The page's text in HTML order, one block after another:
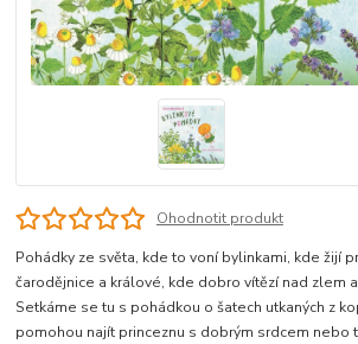
Ohodnotit produkt
Pohádky ze světa, kde to voní bylinkami, kde žijí
čarodějnice a králové, kde dobro vítězí nad zlem
Setkáme se tu s pohádkou o šatech utkaných z
pomohou najít princeznu s dobrým srdcem nebo